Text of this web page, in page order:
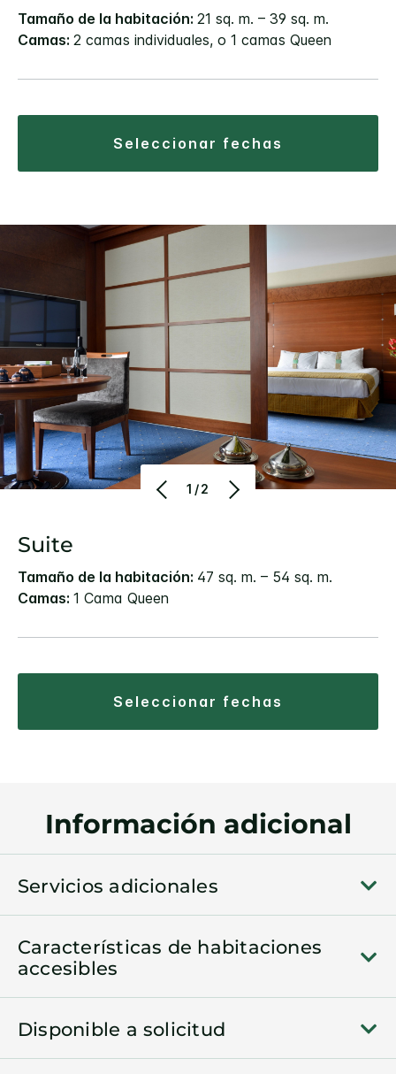
Tamaño de la habitación: 21 sq. m. – 39 sq. m.
Camas: 2 camas individuales, o 1 camas Queen
seleccionar fechas
1/2
Suite
Tamaño de la habitación: 47 sq. m. – 54 sq. m.
Camas: 1 Cama Queen
seleccionar fechas
Información adicional
Servicios adicionales
Características de habitaciones
accesibles
Disponible a solicitud